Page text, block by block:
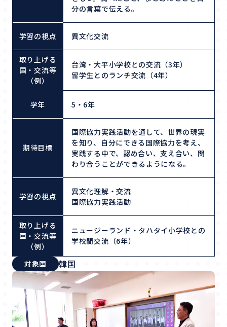
分の言葉で伝える。
学習の視点 異文化交流
取り上げる
国・交流等
（例）
台湾・大平小学校との交流（3年）
留学生とのランチ交流（4年）
学年 5・6年
期待目標
国際協力実践活動を通して、世界の現実
を知り、自分にできる国際協力を考え、
実践する中で、認め合い、支え合い、関
わり合うことができるようになる。
学習の視点
異文化理解・交流
国際協力実践活動
取り上げる
国・交流等
（例）
ニュージーランド・タハタイ小学校との
学校間交流（6年）
対象国 韓国